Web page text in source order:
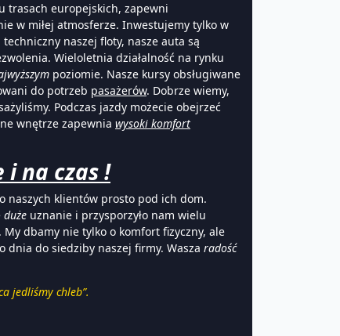
trasach europejskich, zapewni
w miłej atmosferze. Inwestujemy tylko w
naszej floty, nasze auta są
Wieloletnia działalność na rynku
poziomie. Nasze kursy obsługiwane
do potrzeb pasażerów. Dobrze wiemy,
Podczas jazdy możecie obejrzeć
wnętrze zapewnia wysoki komfort
i na czas !
naszych klientów prosto pod ich dom.
duże uznanie i przysporzyło nam wielu
dbamy nie tylko o komfort fizyczny, ale
dnia do siedziby naszej firmy. Wasza radość
jedliśmy chleb”.